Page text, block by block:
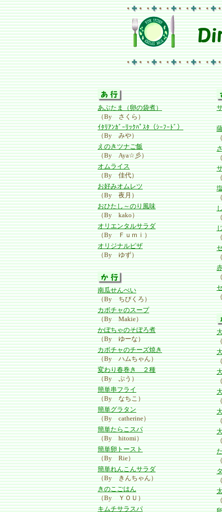
あぶたま（卵の袋煮）
（By さくら）
ｲﾀﾘｱﾝｶﾞｰﾘｯｸﾊﾟｽﾀ（ｼｰﾌｰﾄﾞ）
（By みや）
えのきツナご飯
（By Aya☆彡）
オムライス
（By 佳代）
お好みオムレツ
（By 夜月）
おひたし～のり風味
（By kako）
オリエンタルサラダ
（By Ｆｕｍｉ）
オリジナルピザ
（By ゆず）
南瓜せんべい
（By ちびくろ）
カボチャのスープ
（By Makie）
かぼちゃのそぼろ煮
（By ゆーな）
カボチャのチーズ焼き
（By ハムちゃん）
変わり春巻き ２種
（By ぷう）
簡単串フライ
（By なちこ）
簡単グラタン
（By catherine）
簡単たらこスパ
（By hitomi）
簡単卵トースト
（By Rie）
簡単れんこんサラダ
（By きんちゃん）
きのこごはん
（By ＹＯＵ）
キムチサラスパ